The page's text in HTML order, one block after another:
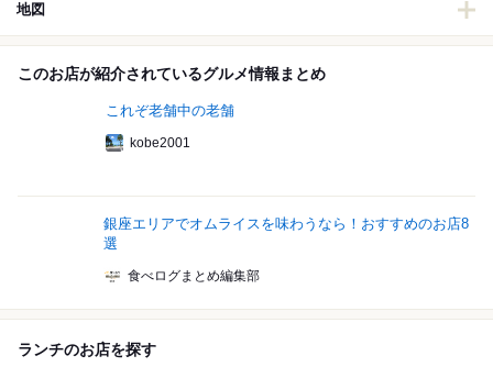
地図
このお店が紹介されているグルメ情報まとめ
これぞ老舗中の老舗
kobe2001
銀座エリアでオムライスを味わうなら！おすすめのお店8
選
食べログまとめ編集部
ランチのお店を探す